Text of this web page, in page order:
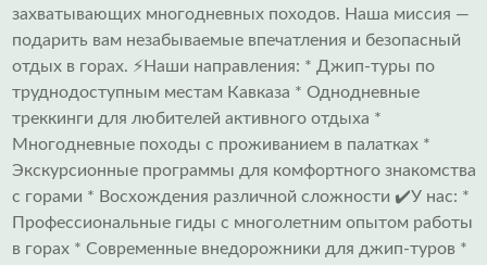
захватывающих многодневных походов. Наша миссия —
подарить вам незабываемые впечатления и безопасный
отдых в горах. ⚡Наши направления: * Джип-туры по
труднодоступным местам Кавказа * Однодневные
треккинги для любителей активного отдыха *
Многодневные походы с проживанием в палатках *
Экскурсионные программы для комфортного знакомства
с горами * Восхождения различной сложности ✔️У нас: *
Профессиональные гиды с многолетним опытом работы
в горах * Современные внедорожники для джип-туров *